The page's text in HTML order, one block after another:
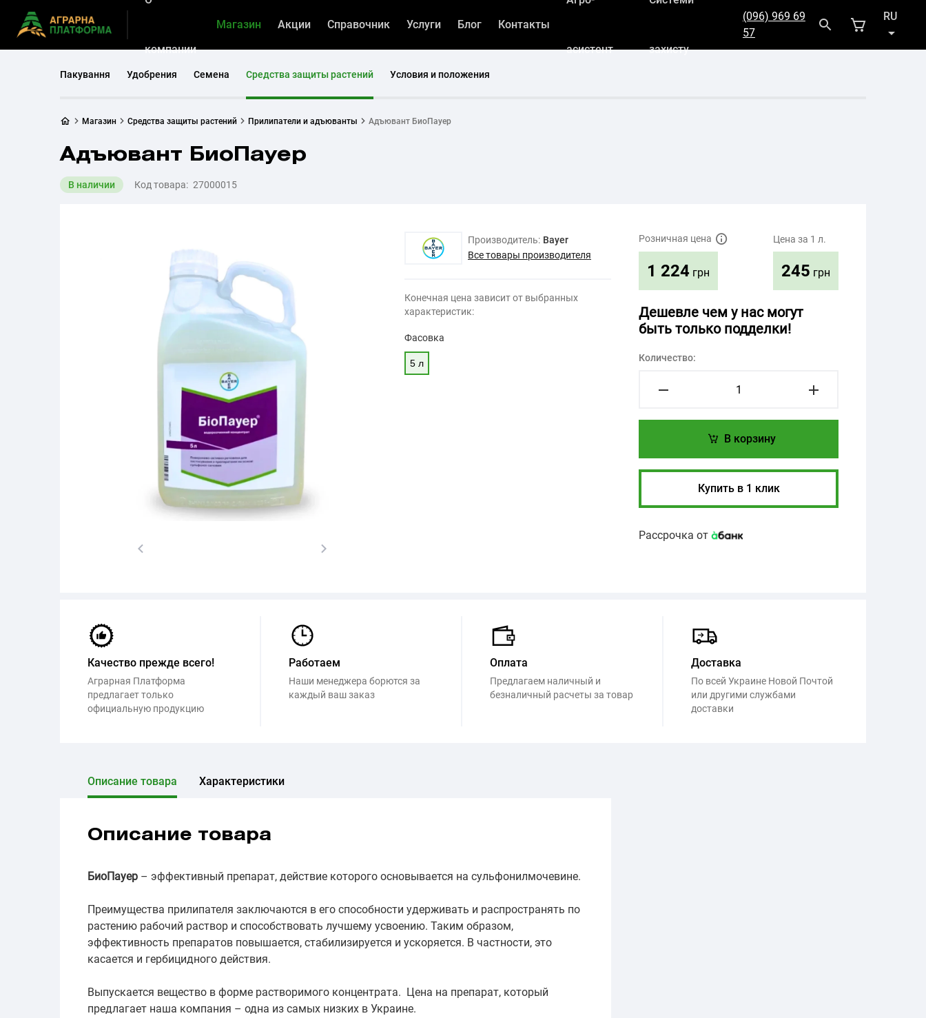
компании
Магазин Акции Справочник Услуги Блог Контакты
асистент захисту
(096) 969 69
57
RU
UK
Пакування Удобрения Семена Средства защиты растений Условия и положения
Магазин Средства защиты растений Прилипатели и адъюванты Адъювант БиоПауер
Адъювант БиоПауер
В наличии Код товара: 27000015
Производитель: Bayer
Все товары производителя
Конечная цена зависит от выбранных
характеристик:
Фасовка
5 л
Розничная цена
1 224 грн
Цена за 1 л.
245 грн
Дешевле чем у нас могут
быть только подделки!
Количество:
В корзину
Купить в 1 клик
Рассрочка от
Качество прежде всего!
Аграрная Платформа
предлагает только
официальную продукцию
Работаем
Наши менеджера борются за
каждый ваш заказ
Оплата
Предлагаем наличный и
безналичный расчеты за товар
Доставка
По всей Украине Новой Почтой
или другими службами
доставки
Описание товара Характеристики
Описание товара
БиоПауер – эффективный препарат, действие которого основывается на сульфонилмочевине.
Преимущества прилипателя заключаются в его способности удерживать и распространять по
растению рабочий раствор и способствовать лучшему усвоению. Таким образом,
эффективность препаратов повышается, стабилизируется и ускоряется. В частности, это
касается и гербицидного действия.
Выпускается вещество в форме растворимого концентрата. Цена на препарат, который
предлагает наша компания – одна из самых низких в Украине.